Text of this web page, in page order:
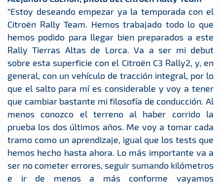
"Estoy deseando empezar ya la temporada con el
Citroën Rally Team. Hemos trabajado todo lo que
hemos podido para llegar bien preparados a este
Rally Tierras Altas de Lorca. Va a ser mi debut
sobre esta superficie con el Citroën C3 Rally2, y, en
general, con un vehículo de tracción integral, por lo
que el salto para mí es considerable y voy a tener
que cambiar bastante mi filosofía de conducción. Al
menos conozco el terreno al haber corrido la
prueba los dos últimos años. Me voy a tomar cada
tramo como un aprendizaje, igual que los tests que
hemos hecho hasta ahora. Lo más importante va a
ser no cometer errores, seguir sumando kilómetros
e ir de menos a más conforme vayamos